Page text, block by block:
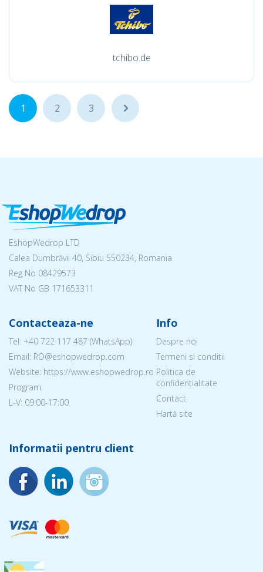
tchibo.de
1 2 3 ...
EshopWedrop LTD
Calea Dumbrăvii 40, Sibiu 550234, Romania
Reg No 08429573
VAT No GB 171653311
Contacteaza-ne
Tel: +40 722 117 487 (WhatsApp)
Email: RO@eshopwedrop.com
Website: https://www.eshopwedrop.ro
Program:
L-V: 09:00-17:00
Info
Despre noi
Termeni si conditii
Politica de
confidentialitate
Contact
Hartă site
Informatii pentru client